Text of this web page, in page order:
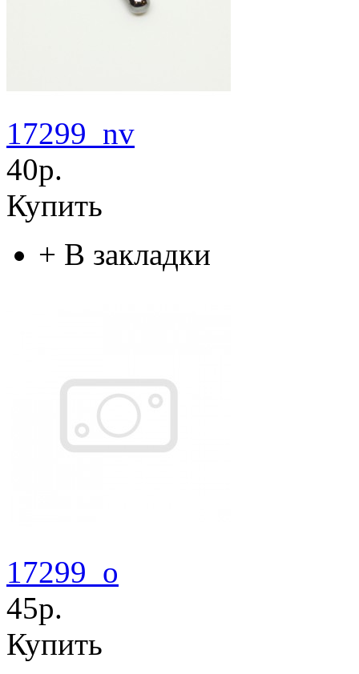
17299_nv
40р.
Купить
+ В закладки
17299_o
45р.
Купить